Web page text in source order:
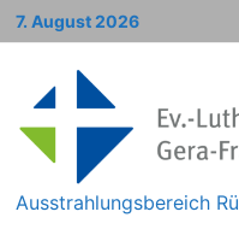
Zum
Inhalt
7. August 2026
Ausstrahlungsbereich